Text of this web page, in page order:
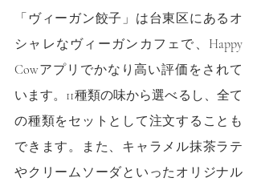
「ヴィーガン餃子」は台東区にあるオ
シャレなヴィーガンカフェで、Happy
Cowアプリでかなり高い評価をされて
います。11種類の味から選べるし、全て
の種類をセットとして注文することも
できます。また、キャラメル抹茶ラテ
やクリームソーダといったオリジナル